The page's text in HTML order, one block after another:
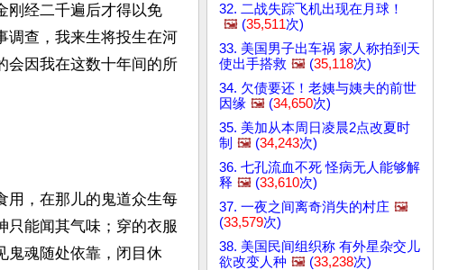
刚经二千遍后才得以免
调查，我来生将投生在河
会因我在这数十年间的所
用，在那儿的鬼道众生每
只能闻其气味；穿的衣服
鬼魂随处依靠，闭目休
32. 二战失踪飞机出现在月球！
🖼️ (35,511次)
33. 美国男子出车祸 家人称拍到天
使出手搭救 🖼️ (35,118次)
34. 欠债要还！老姨与姨夫的前世
因缘 🖼️ (34,650次)
35. 美加从本周日凌晨2点改夏时
制 🖼️ (34,243次)
36. 七孔流血不死 怪病无人能够解
释 🖼️ (33,610次)
37. 一夜之间离奇消失的村庄 🖼️
(33,579次)
38. 美国民间组织称 有外星杂交儿
欲改变人种 🖼️ (33,238次)